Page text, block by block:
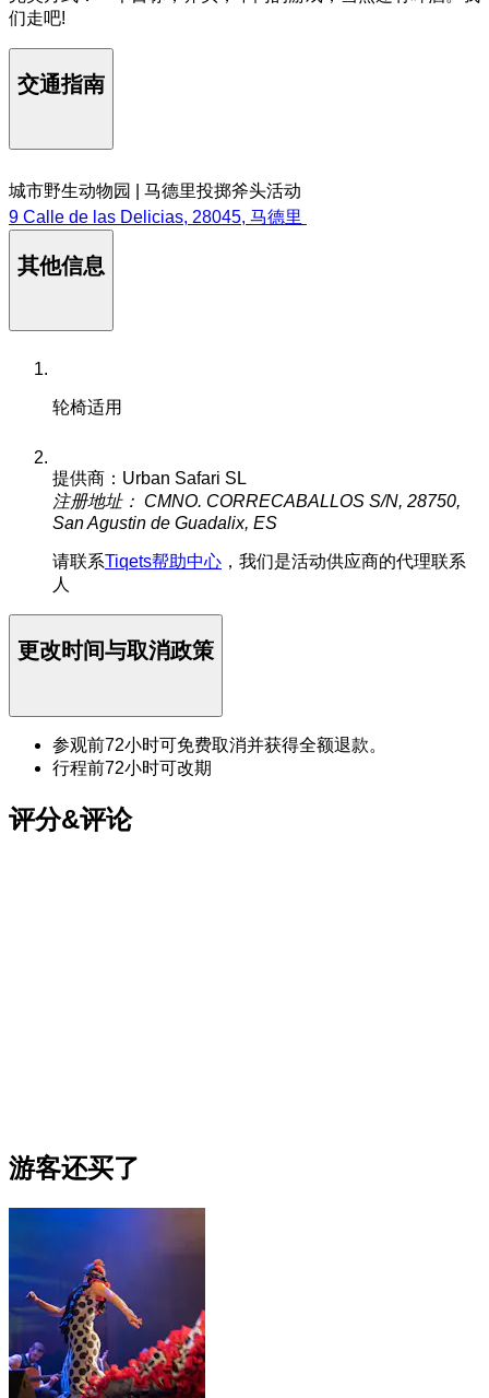
们走吧!
交通指南
城市野生动物园 | 马德里投掷斧头活动
9 Calle de las Delicias, 28045, 马德里
其他信息
轮椅适用
提供商：Urban Safari SL
注册地址： CMNO. CORRECABALLOS S/N, 28750,
San Agustin de Guadalix, ES
请联系Tiqets帮助中心 ，我们是活动供应商的代理联系
人
更改时间与取消政策
参观前72小时可免费取消并获得全额退款。
行程前72小时可改期
评分&评论
游客还买了